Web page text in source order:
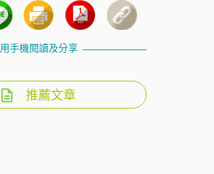
用手機閱讀及分享
推薦文章